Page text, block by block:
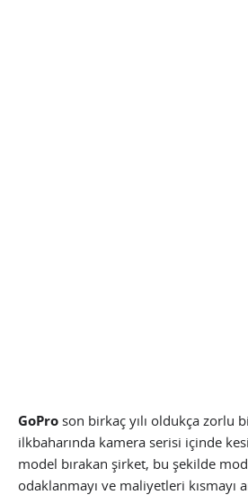
GoPro son birkaç yılı oldukça zorlu
ilkbaharında kamera serisi içinde
model bırakan şirket, bu şekilde
odaklanmayı ve maliyetleri kısmayı